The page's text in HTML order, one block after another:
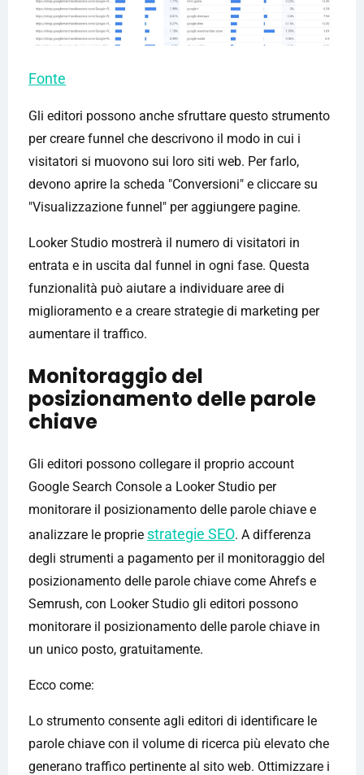
Fonte
Gli editori possono anche sfruttare questo strumento
per creare funnel che descrivono il modo in cui i
visitatori si muovono sui loro siti web. Per farlo,
devono aprire la scheda "Conversioni" e cliccare su
"Visualizzazione funnel" per aggiungere pagine.
Looker Studio mostrerà il numero di visitatori in
entrata e in uscita dal funnel in ogni fase. Questa
funzionalità può aiutare a individuare aree di
miglioramento e a creare strategie di marketing per
aumentare il traffico.
Monitoraggio del
posizionamento delle parole
chiave
Gli editori possono collegare il proprio account
Google Search Console a Looker Studio per
monitorare il posizionamento delle parole chiave e
analizzare le proprie strategie SEO. A differenza
degli strumenti a pagamento per il monitoraggio del
posizionamento delle parole chiave come Ahrefs e
Semrush, con Looker Studio gli editori possono
monitorare il posizionamento delle parole chiave in
un unico posto, gratuitamente.
Ecco come:
Lo strumento consente agli editori di identificare le
parole chiave con il volume di ricerca più elevato che
generano traffico pertinente al sito web. Ottimizzare i